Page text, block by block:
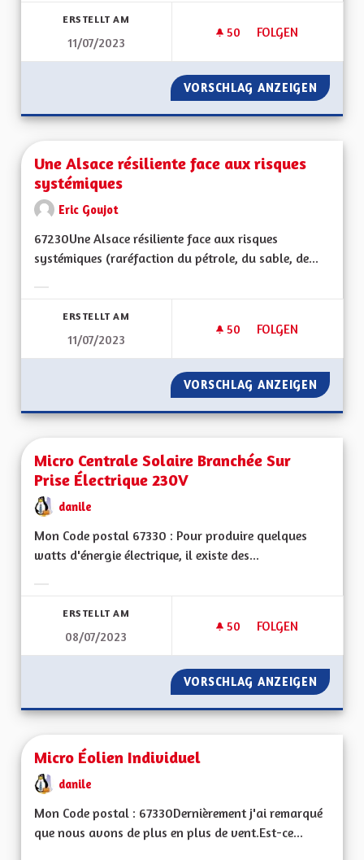
ERSTELLT AM
11/07/2023
50 50 FOLLOWER
FOLGEN
UNE ALSACE QUI
VORSCHLAG ANZEIGEN UNE
Une Alsace résiliente face aux risques
systémiques
Eric Goujot
67230Une Alsace résiliente face aux risques
systémiques (raréfaction du pétrole, du sable, de...
ERSTELLT AM
11/07/2023
50 50 FOLLOWER
FOLGEN
UNE ALSACE
VORSCHLAG ANZEIGEN UNE
Micro Centrale Solaire Branchée Sur
Prise Électrique 230V
danile
Mon Code postal 67330 : Pour produire quelques
watts d'énergie électrique, il existe des...
ERSTELLT AM
08/07/2023
50 50 FOLLOWER
FOLGEN
MICRO CENTRALE
VORSCHLAG ANZEIGEN
Micro Éolien Individuel
danile
Mon Code postal : 67330Dernièrement j'ai remarqué
que nous avons de plus en plus de vent.Est-ce...